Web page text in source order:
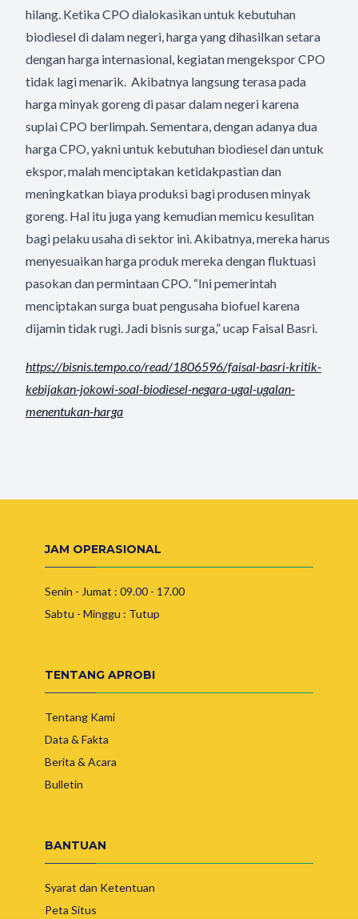
hilang. Ketika CPO dialokasikan untuk kebutuhan
biodiesel di dalam negeri, harga yang dihasilkan setara
dengan harga internasional, kegiatan mengekspor CPO
tidak lagi menarik. Akibatnya langsung terasa pada
harga minyak goreng di pasar dalam negeri karena
suplai CPO berlimpah. Sementara, dengan adanya dua
harga CPO, yakni untuk kebutuhan biodiesel dan untuk
ekspor, malah menciptakan ketidakpastian dan
meningkatkan biaya produksi bagi produsen minyak
goreng. Hal itu juga yang kemudian memicu kesulitan
bagi pelaku usaha di sektor ini. Akibatnya, mereka harus
menyesuaikan harga produk mereka dengan fluktuasi
pasokan dan permintaan CPO. “Ini pemerintah
menciptakan surga buat pengusaha biofuel karena
dijamin tidak rugi. Jadi bisnis surga,” ucap Faisal Basri.
https://bisnis.tempo.co/read/1806596/faisal-basri-kritik-
kebijakan-jokowi-soal-biodiesel-negara-ugal-ugalan-
menentukan-harga
JAM OPERASIONAL
Senin - Jumat : 09.00 - 17.00
Sabtu - Minggu : Tutup
TENTANG APROBI
Tentang Kami
Data & Fakta
Berita & Acara
Bulletin
BANTUAN
Syarat dan Ketentuan
Peta Situs